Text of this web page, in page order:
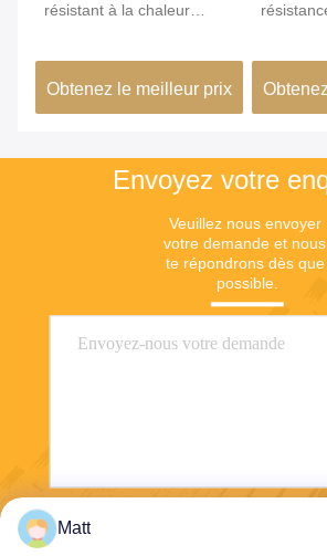
résistant à la chaleur
Obtenez le meilleur prix
Envoyez votre
Veuillez nous envoyer
votre demande et nous
te répondrons dès que
possible.
Matt